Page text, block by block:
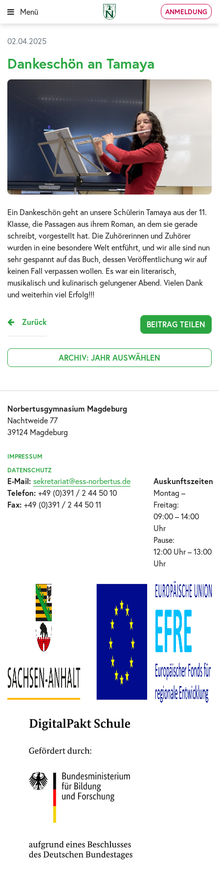
Menü ANMELDUNG
02.04.2025
Dankeschön an Tamaya
Ein Dankeschön geht an unsere Schülerin Tamaya aus der 11.
Klasse, die Passagen aus ihrem Roman, an dem sie gerade
schreibt, vorgestellt hat. Die Zuhörerinnen und Zuhörer
wurden in eine besondere Welt entführt, und wir alle sind nun
sehr gespannt auf das Buch, dessen Veröffentlichung wir auf
keinen Fall verpassen wollen. Es war ein literarisch,
musikalisch und kulinarisch gelungener Abend. Vielen Dank
und weiterhin viel Erfolg!!!
Zurück BEITRAG TEILEN
ARCHIV: JAHR AUSWÄHLEN
Norbertusgymnasium Magdeburg
Nachtweide 77
39124 Magdeburg
IMPRESSUM
DATENSCHUTZ
E-Mail: sekretariat@ess-norbertus.de
Telefon: +49 (0)391 / 2 44 50 10
Fax: +49 (0)391 / 2 44 50 11
Auskunftszeiten
Montag –
Freitag:
09:00 – 14:00
Uhr
Pause:
12:00 Uhr – 13:00
Uhr